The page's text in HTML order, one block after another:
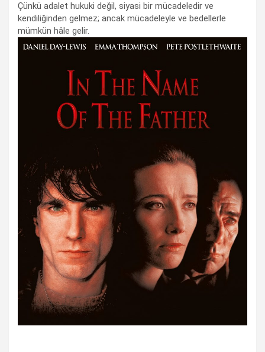
Çünkü adalet hukuki değil, siyasi bir mücadeledir ve
kendiliğinden gelmez; ancak mücadeleyle ve bedellerle
mümkün hâle gelir.